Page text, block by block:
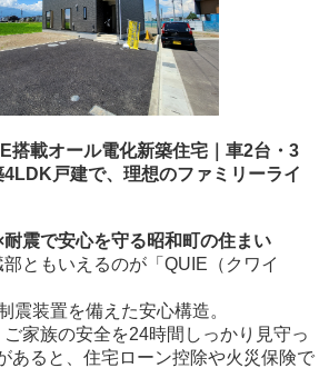
搭載オール電化新築住宅｜車2台・3
戸建で、理想のファミリーライ
耐震で安心を守る昭和町の住まい
ともいえるのが「QUIE（クワイ
震装置を備えた安心構造。
家族の安全を24時間しっかり見守っ
あると、住宅ローン控除や火災保険で